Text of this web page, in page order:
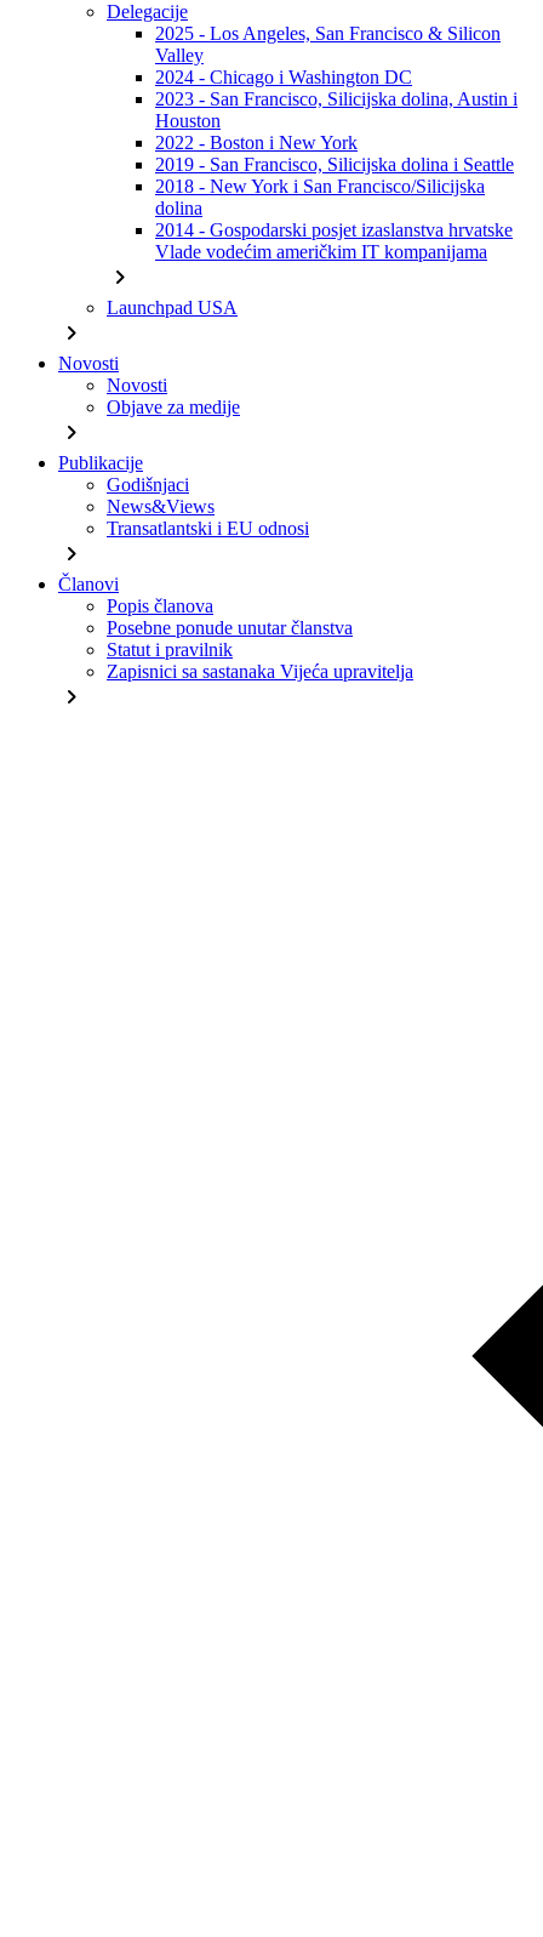
Delegacije
2025 - Los Angeles, San Francisco & Silicon
Valley
2024 - Chicago i Washington DC
2023 - San Francisco, Silicijska dolina, Austin i
Houston
2022 - Boston i New York
2019 - San Francisco, Silicijska dolina i Seattle
2018 - New York i San Francisco/Silicijska
dolina
2014 - Gospodarski posjet izaslanstva hrvatske
Vlade vodećim američkim IT kompanijama
chevron_right
Launchpad USA
chevron_right
Novosti
Novosti
Objave za medije
chevron_right
Publikacije
Godišnjaci
News&Views
Transatlantski i EU odnosi
chevron_right
Članovi
Popis članova
Posebne ponude unutar članstva
Statut i pravilnik
Zapisnici sa sastanaka Vijeća upravitelja
chevron_right